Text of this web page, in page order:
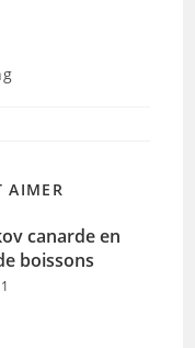
AIMER
canarde en
boissons